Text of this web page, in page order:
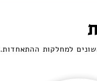
למחלקות ההתאחדות.